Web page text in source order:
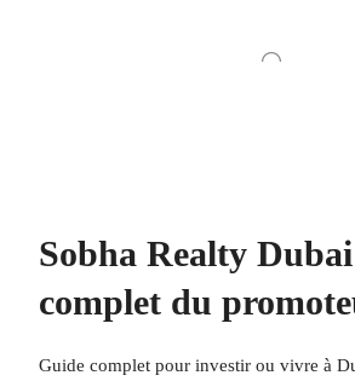
Sobha Realty
complet du
Guide complet pour investir ou vivre à